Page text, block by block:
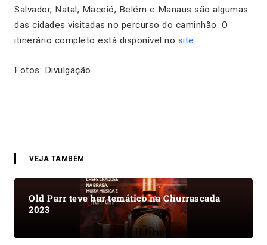
Salvador, Natal, Maceió, Belém e Manaus são algumas
das cidades visitadas no percurso do caminhão. O
itinerário completo está disponível no site.
Fotos: Divulgação
VEJA TAMBÉM
Old Parr teve bar temático na Churrascada
2023